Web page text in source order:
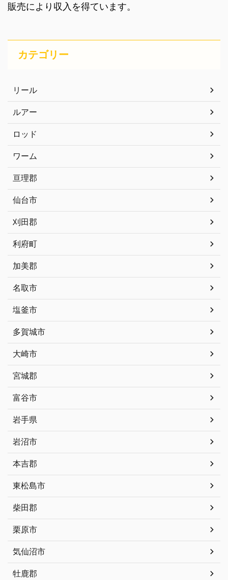
販売により収入を得ています。
カテゴリー
リール
ルアー
ロッド
ワーム
亘理郡
仙台市
刈田郡
利府町
加美郡
名取市
塩釜市
多賀城市
大崎市
宮城郡
富谷市
岩手県
岩沼市
本吉郡
東松島市
柴田郡
栗原市
気仙沼市
牡鹿郡